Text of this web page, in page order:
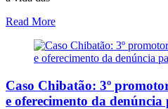
Read More
Caso Chibatão: 3º
e oferecimento da